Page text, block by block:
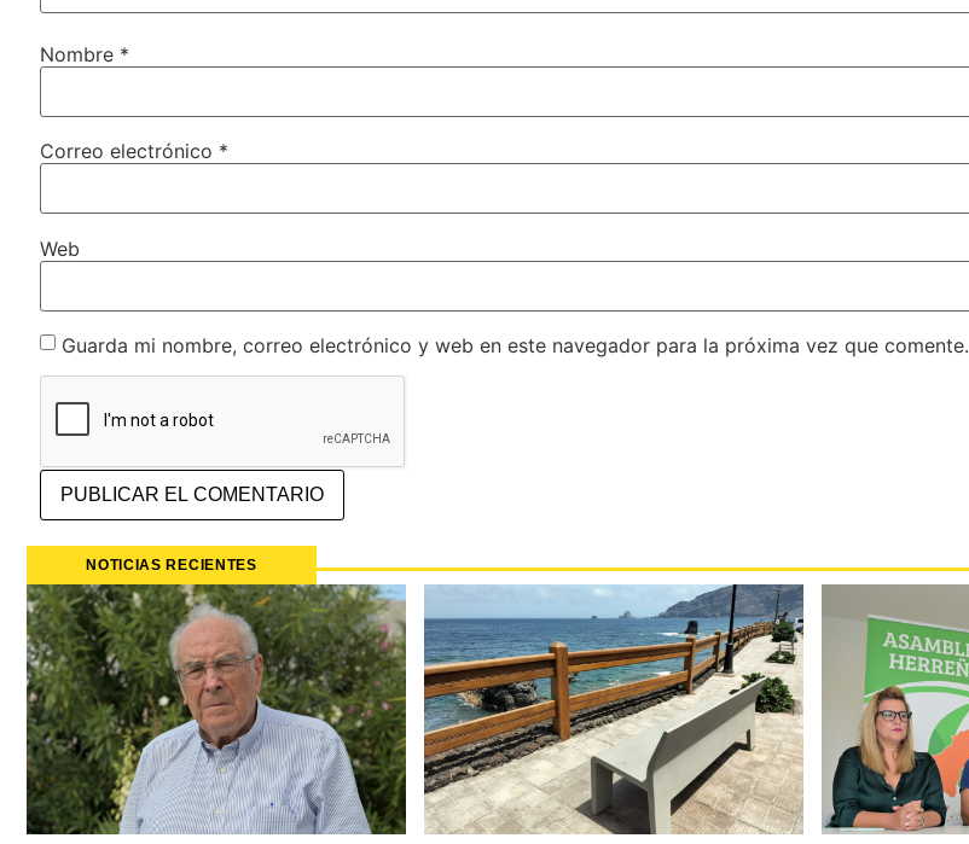
Nombre *
Correo electrónico *
Web
Guarda mi nombre, correo electrónico y web en este navegador para la próxima vez que comente.
NOTICIAS RECIENTES